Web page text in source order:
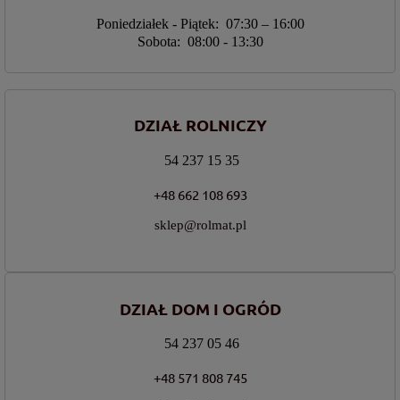
Poniedziałek - Piątek: 07:30 – 16:00
Sobota: 08:00 - 13:30
DZIAŁ ROLNICZY
54 237 15 35
+48 662 108 693
sklep@rolmat.pl
DZIAŁ DOM I OGRÓD
54 237 05 46
+48 571 808 745